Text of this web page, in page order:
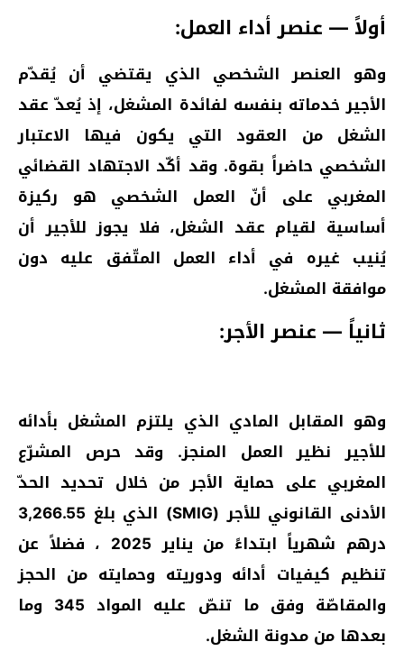
أولاً — عنصر أداء العمل:
وهو العنصر الشخصي الذي يقتضي أن يُقدّم
الأجير خدماته بنفسه لفائدة المشغل، إذ يُعدّ عقد
الشغل من العقود التي يكون فيها الاعتبار
الشخصي حاضراً بقوة. وقد أكّد الاجتهاد القضائي
المغربي على أنّ العمل الشخصي هو ركيزة
أساسية لقيام عقد الشغل، فلا يجوز للأجير أن
يُنيب غيره في أداء العمل المتّفق عليه دون
موافقة المشغل.
ثانياً — عنصر الأجر:
وهو المقابل المادي الذي يلتزم المشغل بأدائه
للأجير نظير العمل المنجز. وقد حرص المشرّع
المغربي على حماية الأجر من خلال تحديد الحدّ
الأدنى القانوني للأجر (SMIG) الذي بلغ 3,266.55
درهم شهرياً ابتداءً من يناير 2025 ، فضلاً عن
تنظيم كيفيات أدائه ودوريته وحمايته من الحجز
والمقاصّة وفق ما تنصّ عليه المواد 345 وما
بعدها من مدونة الشغل.